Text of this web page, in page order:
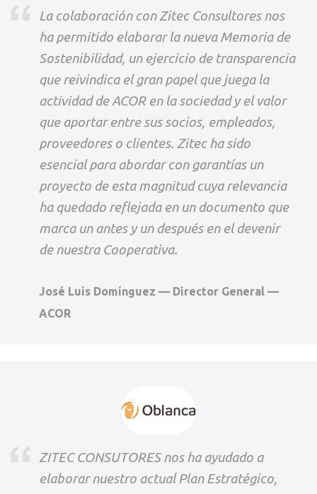
La colaboración con Zitec Consultores nos
ha permitido elaborar la nueva Memoria de
Sostenibilidad, un ejercicio de transparencia
que reivindica el gran papel que juega la
actividad de ACOR en la sociedad y el valor
que aportar entre sus socios, empleados,
proveedores o clientes. Zitec ha sido
esencial para abordar con garantías un
proyecto de esta magnitud cuya relevancia
ha quedado reflejada en un documento que
marca un antes y un después en el devenir
de nuestra Cooperativa.
José Luis Domínguez — Director General —
ACOR
ZITEC CONSUTORES nos ha ayudado a
elaborar nuestro actual Plan Estratégico,